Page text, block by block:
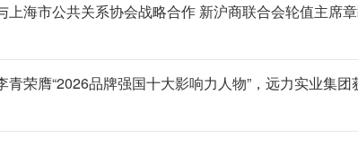
上海市公共关系协会战略合作 新沪商联合会轮值主席
青荣膺“2026品牌强国十大影响力人物”，远力实业集